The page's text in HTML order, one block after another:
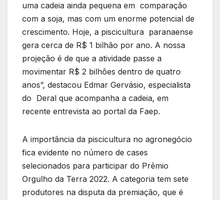
uma cadeia ainda pequena em comparação
com a soja, mas com um enorme potencial de
crescimento. Hoje, a piscicultura paranaense
gera cerca de R$ 1 bilhão por ano. A nossa
projeção é de que a atividade passe a
movimentar R$ 2 bilhões dentro de quatro
anos”, destacou Edmar Gervásio, especialista
do Deral que acompanha a cadeia, em
recente entrevista ao portal da Faep.
A importância da piscicultura no agronegócio
fica evidente no número de cases
selecionados para participar do Prêmio
Orgulho da Terra 2022. A categoria tem sete
produtores na disputa da premiação, que é